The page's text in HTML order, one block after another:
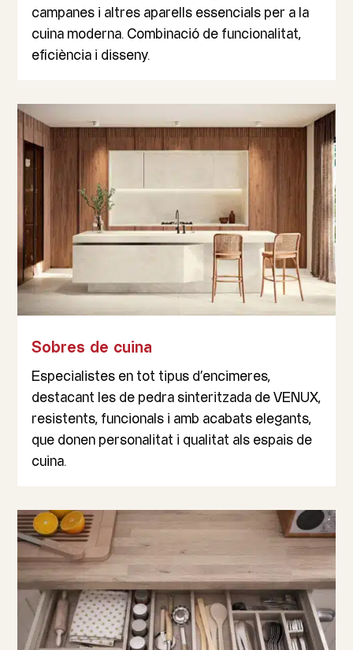
campanes i altres aparells essencials per a la
cuina moderna. Combinació de funcionalitat,
eficiència i disseny.
Sobres de cuina
Especialistes en tot tipus d’encimeres,
destacant les de pedra sinteritzada de VENUX,
resistents, funcionals i amb acabats elegants,
que donen personalitat i qualitat als espais de
cuina.